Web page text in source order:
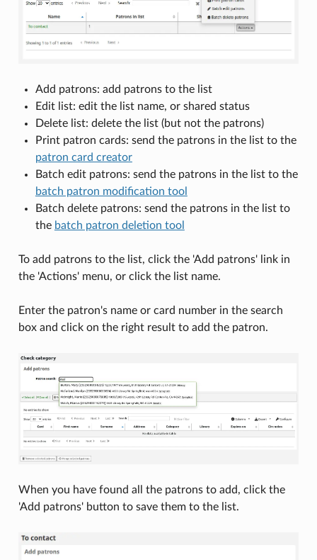
Add patrons: add patrons to the list
Edit list: edit the list name, or shared status
Delete list: delete the list (but not the patrons)
Print patron cards: send the patrons in the list to the
patron card creator
Batch edit patrons: send the patrons in the list to the
batch patron modification tool
Batch delete patrons: send the patrons in the list to
the batch patron deletion tool
To add patrons to the list, click the 'Add patrons' link in
the 'Actions' menu, or click the list name.
Enter the patron's name or card number in the search
box and click on the right result to add the patron.
When you have found all the patrons to add, click the
'Add patrons' button to save them to the list.